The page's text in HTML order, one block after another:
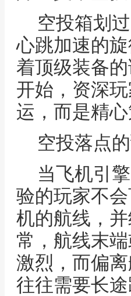
空投箱划
心跳加速的
着顶级装备
开始，资深
运，而是精
空投落点
当飞机引
验的玩家不
机的航线，
常，航线末
激烈，而偏
往往需要长